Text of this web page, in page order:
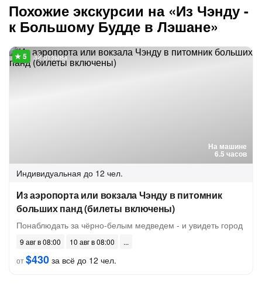
Похожие экскурсии на «Из Чэнду -
к Большому Будде в Лэшане»
На машине
6.5 часов
32 отзыва
Индивидуальная до 12 чел.
Из аэропорта или вокзала Чэнду в питомник
больших панд (билеты включены)
Понаблюдать за чёрно-белым медведем - и увидеть город
9 авг в 08:00
10 авг в 08:00
от$430 за всё до 12 чел.